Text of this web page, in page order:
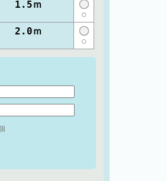
1.5ｍ
○
2.0ｍ
○